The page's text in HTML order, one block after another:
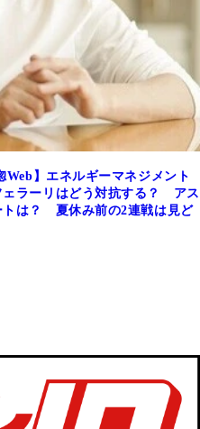
Web】エネルギーマネジメント
ェラーリはどう対抗する？ アス
トは？ 夏休み前の2連戦は見ど